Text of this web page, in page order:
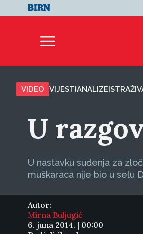
VIDEO VIJESTIANALIZE
U
U nastavku suđenja za
muškaraca nije bio u selu
Autor:
Mirna Buljugić
6. juna 2014. | 00:00